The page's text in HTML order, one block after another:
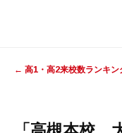
← 高1・高2来校数ランキン